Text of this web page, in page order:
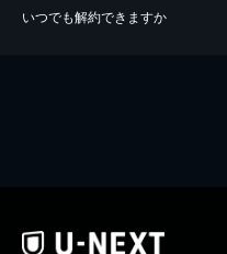
いつでも解約できますか